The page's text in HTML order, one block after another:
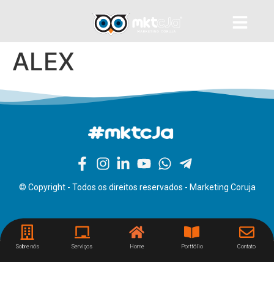
ALEX
© Copyright - Todos os direitos reservados - Marketing Coruja
Sobre nós Serviços Home Portfólio Contato